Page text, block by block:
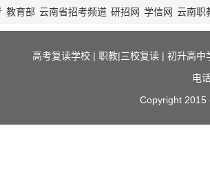
教育部 云南省招考频道 研招网 学信网 云南职
高考复读学校| 职教|三校复读| 初升高中
电
Copyright